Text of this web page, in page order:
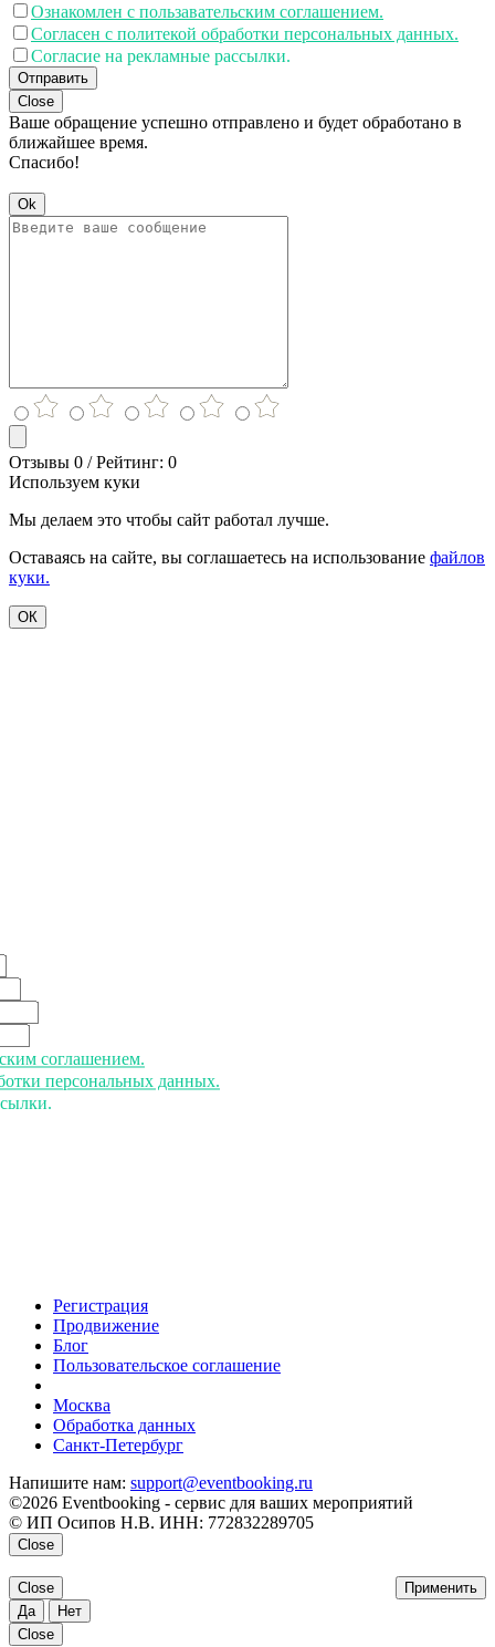
Ознакомлен с пользавательским соглашением.
Согласен с политекой обработки персональных данных.
Согласие на рекламные рассылки.
Отправить
Close
Ваше обращение успешно отправлено и будет обработано в
ближайшее время.
Спасибо!
Ok
Отзывы 0 / Рейтинг: 0
Используем куки
Мы делаем это чтобы сайт работал лучше.
Оставаясь на сайте, вы соглашаетесь на использование файлов
куки.
ОК
соглашением.
персональных данных.
Регистрация
Продвижение
Блог
Пользовательское соглашение
Москва
Обработка данных
Санкт-Петербург
Напишите нам: support@eventbooking.ru
©2026 Eventbooking - сервис для ваших мероприятий
© ИП Осипов Н.В. ИНН: 772832289705
Close
Применить
Close
Да
Нет
Close